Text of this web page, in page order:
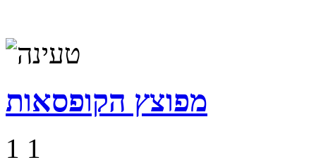
מפוצץ הקופסאות
1 1